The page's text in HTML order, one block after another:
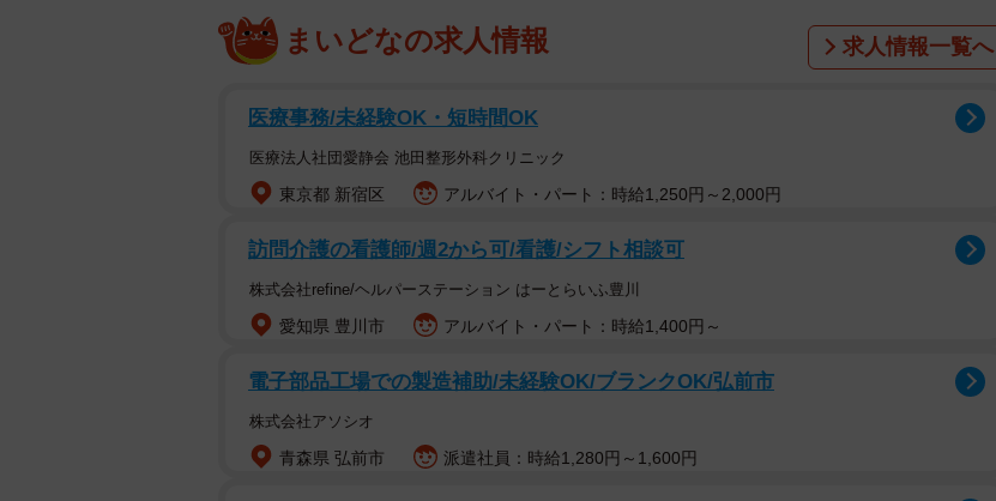
まいどなの求人情報 求人情報一覧へ
医療事務/未経験OK・短時間OK
医療法人社団愛静会 池田整形外科クリニック
東京都 新宿区 アルバイト・パート：時給1,250円～2,000円
訪問介護の看護師/週2から可/看護/シフト相談可
株式会社refine/ヘルパーステーション はーとらいふ豊川
愛知県 豊川市 アルバイト・パート：時給1,400円～
電子部品工場での製造補助/未経験OK/ブランクOK/弘前市
株式会社アソシオ
青森県 弘前市 派遣社員：時給1,280円～1,600円